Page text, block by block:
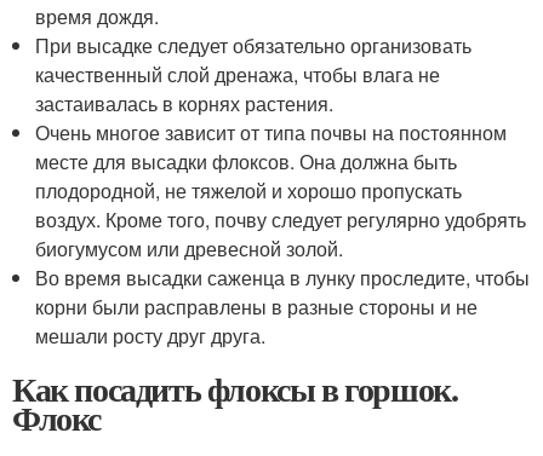
время дождя.
При высадке следует обязательно организовать
качественный слой дренажа, чтобы влага не
застаивалась в корнях растения.
Очень многое зависит от типа почвы на постоянном
месте для высадки флоксов. Она должна быть
плодородной, не тяжелой и хорошо пропускать
воздух. Кроме того, почву следует регулярно удобрять
биогумусом или древесной золой.
Во время высадки саженца в лунку проследите, чтобы
корни были расправлены в разные стороны и не
мешали росту друг друга.
Как посадить флоксы в горшок.
Флокс